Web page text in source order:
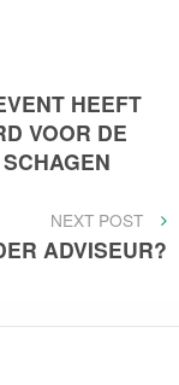
HEEFT
VOOR DE
NEXT
POST
NEXT POST
ADVISEUR?